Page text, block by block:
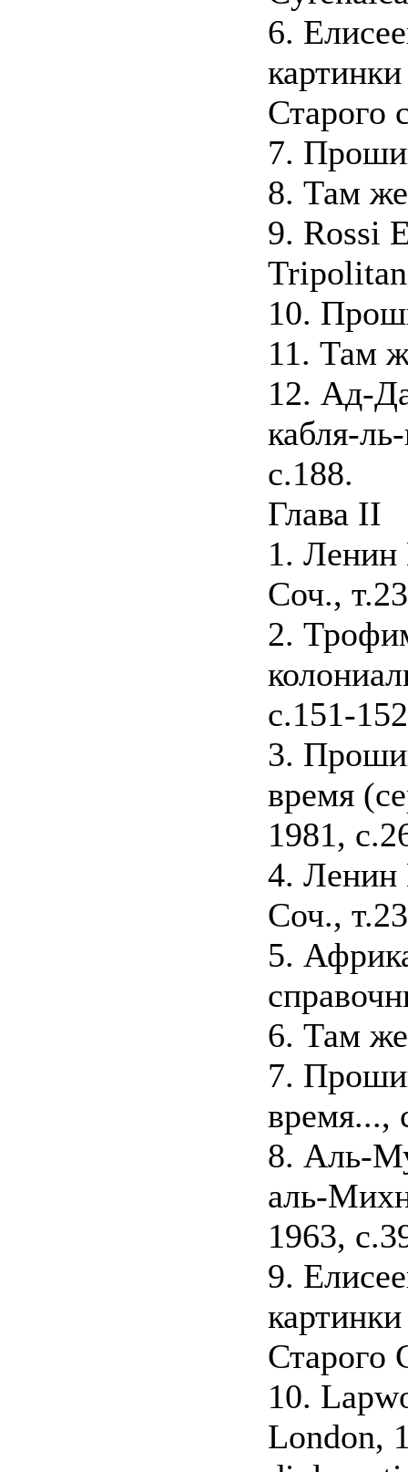
6.
Старого
7.
8. Там
9. Rossi
10.
11. Там
12. Ад-
кабля-
с.188.
Глава II
1. Ленин
Соч.,
2.
с.151-
3.
время
1981,
4. Ленин
Соч.,
5.
6. Там
7.
время...,
8. Аль-
аль-
1963,
9.
Старого
10.
London,